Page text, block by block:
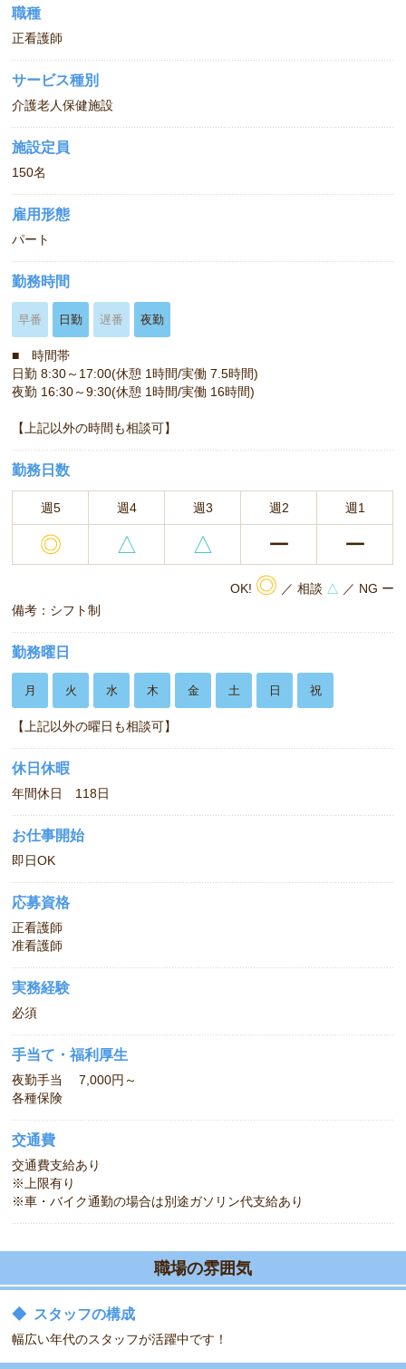
職種
正看護師
サービス種別
介護老人保健施設
施設定員
150名
雇用形態
パート
勤務時間
早番 日勤 遅番 夜勤
■ 時間帯
日勤 8:30～17:00(休憩 1時間/実働 7.5時間)
夜勤 16:30～9:30(休憩 1時間/実働 16時間)
【上記以外の時間も相談可】
勤務日数
週5 週4 週3 週2 週1
◎ △ △ ー ー
OK! ◎ ／ 相談 △ ／ NG ー
備考：シフト制
勤務曜日
月 火 水 木 金 土 日 祝
【上記以外の曜日も相談可】
休日休暇
年間休日 118日
お仕事開始
即日OK
応募資格
正看護師
准看護師
実務経験
必須
手当て・福利厚生
夜勤手当 7,000円～
各種保険
交通費
交通費支給あり
※上限有り
※車・バイク通勤の場合は別途ガソリン代支給あり
職場の雰囲気
◆ スタッフの構成
幅広い年代のスタッフが活躍中です！